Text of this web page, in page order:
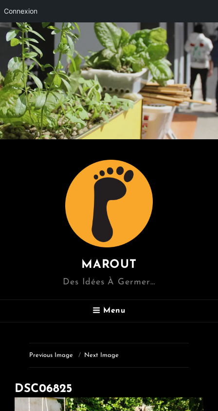
Connexion
MAROUT
Des Idées À Germer…
Menu
Previous Image Next Image
DSC06825